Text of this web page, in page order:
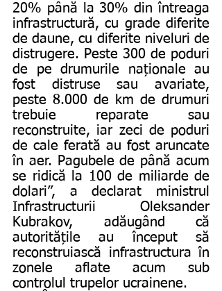
20% până la 30% din întreaga
infrastructură, cu grade diferite
de daune, cu diferite niveluri de
distrugere. Peste 300 de poduri
de pe drumurile naționale au
fost distruse sau avariate,
peste 8.000 de km de drumuri
trebuie reparate sau
reconstruite, iar zeci de poduri
de cale ferată au fost aruncate
în aer. Pagubele de până acum
se ridică la 100 de miliarde de
dolari”, a declarat ministrul
Infrastructurii Oleksander
Kubrakov, adăugând că
autoritățile au început să
reconstruiască infrastructura în
zonele aflate acum sub
controlul trupelor ucrainene.